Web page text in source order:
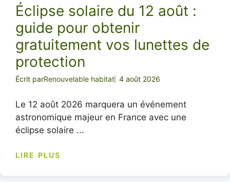
Éclipse solaire du 12 août :
guide pour obtenir
gratuitement vos lunettes de
protection
Écrit parRenouvelable habitat 4 août 2026
Le 12 août 2026 marquera un événement
astronomique majeur en France avec une
éclipse solaire ...
LIRE PLUS